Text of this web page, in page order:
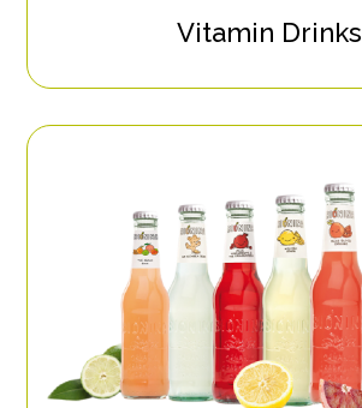
Vitamin Drinks